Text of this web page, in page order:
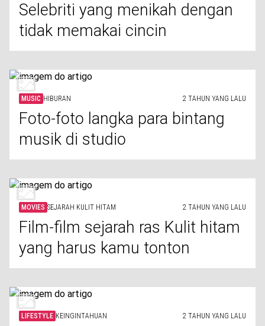
Selebriti yang menikah dengan
tidak memakai cincin
MUSIC HIBURAN 2 TAHUN YANG LALU
Foto-foto langka para bintang
musik di studio
MOVIES SEJARAH KULIT HITAM 2 TAHUN YANG LALU
Film-film sejarah ras Kulit hitam
yang harus kamu tonton
LIFESTYLE KEINGINTAHUAN 2 TAHUN YANG LALU